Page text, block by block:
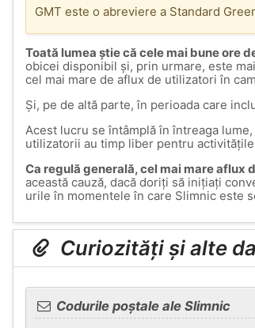
GMT este o abreviere a Standard
Toată lumea știe că cele mai bune ore
obicei disponibil și, prin urmare, este
cel mai mare de aflux de utilizatori în
Și, pe de altă parte, în perioada care
Acest lucru se întâmplă în întreaga
utilizatorii au timp liber pentru
Ca regulă generală, cel mai mare aflux
această cauză, dacă doriți să inițiați
urile în momentele în care Slimnic este
Curiozități și alte
Codurile poștale ale Slimnic